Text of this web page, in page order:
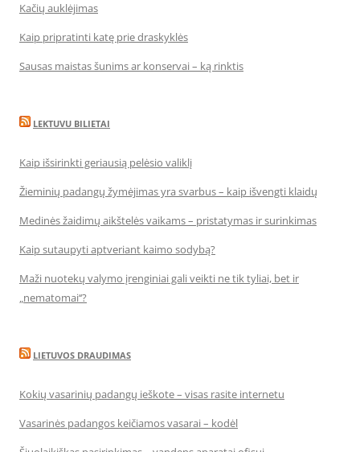
Kačių auklėjimas
Kaip pripratinti katę prie draskyklės
Sausas maistas šunims ar konservai – ką rinktis
LEKTUVU BILIETAI
Kaip išsirinkti geriausią pelėsio valiklį
Žieminių padangų žymėjimas yra svarbus – kaip išvengti klaidų
Medinės žaidimų aikštelės vaikams – pristatymas ir surinkimas
Kaip sutaupyti aptveriant kaimo sodybą?
Maži nuotekų valymo įrenginiai gali veikti ne tik tyliai, bet ir
„nematomai‘‘?
LIETUVOS DRAUDIMAS
Kokių vasarinių padangų ieškote – visas rasite internetu
Vasarinės padangos keičiamos vasarai – kodėl